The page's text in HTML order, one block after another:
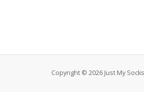
Copyright © 2026 Just My